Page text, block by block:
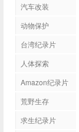
汽车改装
动物保护
台湾纪录片
人体探索
Amazon纪录片
荒野生存
求生纪录片